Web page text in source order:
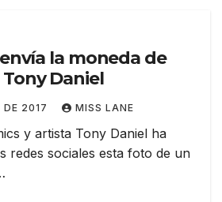
la moneda de
Daniel
DE 2017 MISS LANE
y artista Tony Daniel ha
redes sociales esta foto de un